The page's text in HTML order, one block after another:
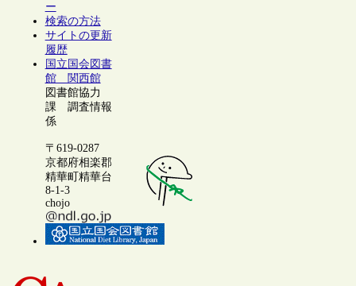
ー
検索の方法
サイトの更新
履歴
国立国会図書
館 関西館
図書館協力
課 調査情報
係
〒619-0287
京都府相楽郡
精華町精華台
8-1-3
chojo